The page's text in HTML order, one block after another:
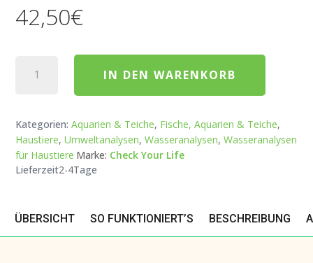
42,50€
IN DEN WARENKORB
Kategorien: Aquarien & Teiche, Fische, Aquarien & Teiche,
Haustiere,Umweltanalysen,Wasseranalysen,Wasseranalysen
für Haustiere Marke: Check Your Life
Lieferzeit2-4Tage
ÜBERSICHT SO FUNKTIONIERT’S BESCHREIBUNG